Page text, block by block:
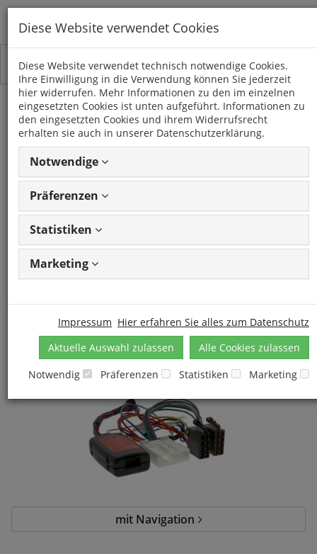
Toggle
navigation
Kategorien
NAVARA (D40)
(2005 - 2010)
25 Artikel
mit Basic Radio
mit Navigation
Diese Website verwendet Cookies
Diese Website verwendet technisch notwendige Cookies.
Ihre Einwilligung in die Verwendung können Sie jederzeit
hier widerrufen. Mehr Informationen zu den im einzelnen
eingesetzten Cookies ist unten aufgeführt. Informationen zu
den eingesetzten Cookies und ihrem Widerrufsrecht
erhalten sie auch in unserer Datenschutzerklärung.
Notwendige
Präferenzen
Statistiken
Marketing
Impressum Hier erfahren Sie alles zum Datenschutz
Aktuelle Auswahl zulassen
Alle Cookies zulassen
Notwendig
Präferenzen Statistiken Marketing